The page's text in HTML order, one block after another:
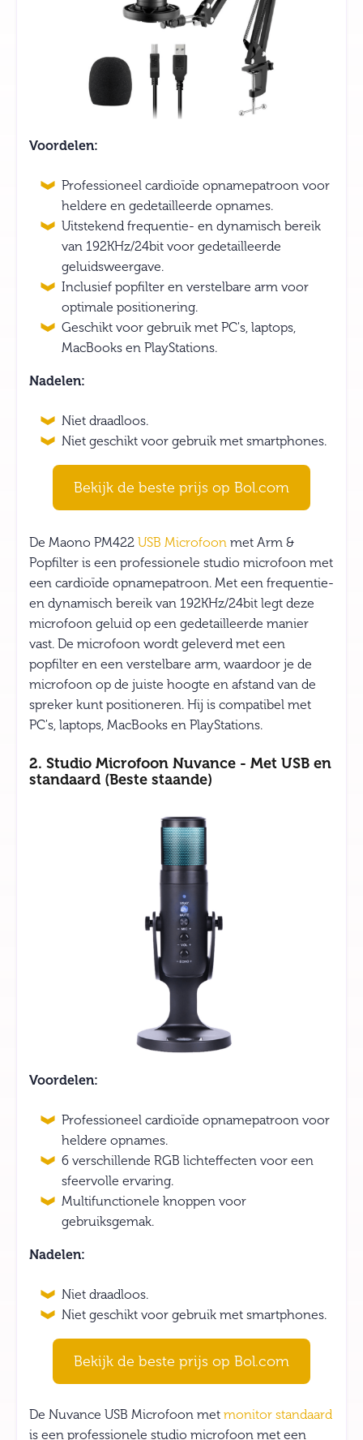
Voordelen:
Professioneel cardioïde opnamepatroon voor
heldere en gedetailleerde opnames.
Uitstekend frequentie- en dynamisch bereik
van 192KHz/24bit voor gedetailleerde
geluidsweergave.
Inclusief popfilter en verstelbare arm voor
optimale positionering.
Geschikt voor gebruik met PC's, laptops,
MacBooks en PlayStations.
Nadelen:
Niet draadloos.
Niet geschikt voor gebruik met smartphones.
Bekijk de beste prijs op Bol.com
De Maono PM422 USB Microfoon met Arm &
Popfilter is een professionele studio microfoon met
een cardioïde opnamepatroon. Met een frequentie-
en dynamisch bereik van 192KHz/24bit legt deze
microfoon geluid op een gedetailleerde manier
vast. De microfoon wordt geleverd met een
popfilter en een verstelbare arm, waardoor je de
microfoon op de juiste hoogte en afstand van de
spreker kunt positioneren. Hij is compatibel met
PC's, laptops, MacBooks en PlayStations.
2. Studio Microfoon Nuvance - Met USB en
standaard (Beste staande)
Voordelen:
Professioneel cardioïde opnamepatroon voor
heldere opnames.
6 verschillende RGB lichteffecten voor een
sfeervolle ervaring.
Multifunctionele knoppen voor
gebruiksgemak.
Nadelen:
Niet draadloos.
Niet geschikt voor gebruik met smartphones.
Bekijk de beste prijs op Bol.com
De Nuvance USB Microfoon met monitor standaard
is een professionele studio microfoon met een